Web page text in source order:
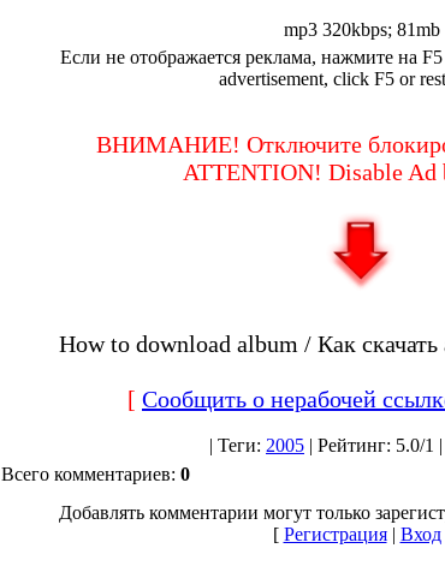
mp3 320kbps; 81mb
Если не отображается реклама, нажмите на
advertisement, click F5 or
ВНИМАНИЕ! Отключите
ATTENTION! Disable
How to download album / Как скачать
[ Сообщить о нерабочей
| Теги: 2005 | Рейтинг: 5.0/1 |
Всего комментариев: 0
Добавлять комментарии могут только
[ Регистрация| Вход